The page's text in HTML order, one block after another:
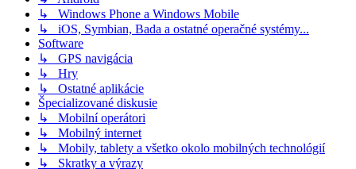
↳ Windows Phone a Windows Mobile
↳ iOS, Symbian, Bada a ostatné operačné systémy...
Software
↳ GPS navigácia
↳ Hry
↳ Ostatné aplikácie
Špecializované diskusie
↳ Mobilní operátori
↳ Mobilný internet
↳ Mobily, tablety a všetko okolo mobilných technológií
↳ Skratky a výrazy